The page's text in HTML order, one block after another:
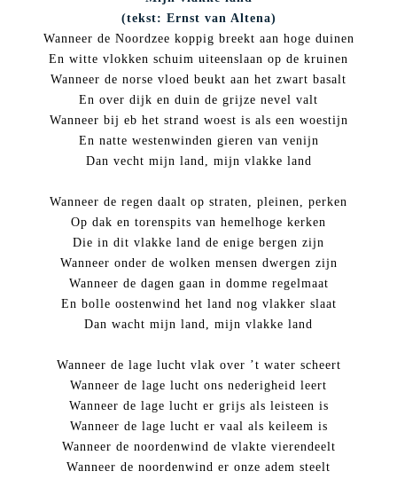
(tekst: Ernst van Altena)
Wanneer de Noordzee koppig breekt aan hoge duinen
En witte vlokken schuim uiteenslaan op de kruinen
Wanneer de norse vloed beukt aan het zwart basalt
En over dijk en duin de grijze nevel valt
Wanneer bij eb het strand woest is als een woestijn
En natte westenwinden gieren van venijn
Dan vecht mijn land, mijn vlakke land
Wanneer de regen daalt op straten, pleinen, perken
Op dak en torenspits van hemelhoge kerken
Die in dit vlakke land de enige bergen zijn
Wanneer onder de wolken mensen dwergen zijn
Wanneer de dagen gaan in domme regelmaat
En bolle oostenwind het land nog vlakker slaat
Dan wacht mijn land, mijn vlakke land
Wanneer de lage lucht vlak over ’t water scheert
Wanneer de lage lucht ons nederigheid leert
Wanneer de lage lucht er grijs als leisteen is
Wanneer de lage lucht er vaal als keileem is
Wanneer de noordenwind de vlakte vierendeelt
Wanneer de noordenwind er onze adem steelt